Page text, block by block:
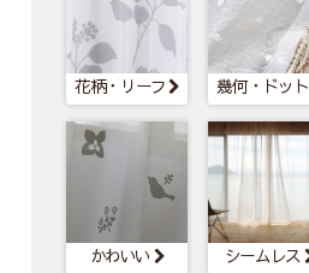
花柄・ リーフ 幾何・ ドット
かわいい シームレス